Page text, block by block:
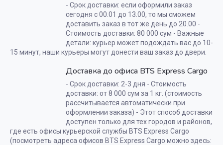
- Срок доставки: если оформили заказ
сегодня с 00.01 до 13.00, то мы сможем
доставить заказ в тот же день до 20.00 -
Стоимость доставки: 80 000 сум - Важные
детали: курьер может подождать вас до 10-
15 минут, наши курьеры могут донести ваш заказ до двери.
Доставка до офиса BTS Express Cargo
- Срок доставки: 2-3 дня - Стоимость
доставки: от 8 000 сум за 1 кг. (стоимость
рассчитывается автоматически при
оформлении заказа) - Этот способ доставки
доступен только для тех городов и районов,
где есть офисы курьерской службы BTS Express Cargo
(посмотреть адреса офисов BTS Express Cargo можно здесь: